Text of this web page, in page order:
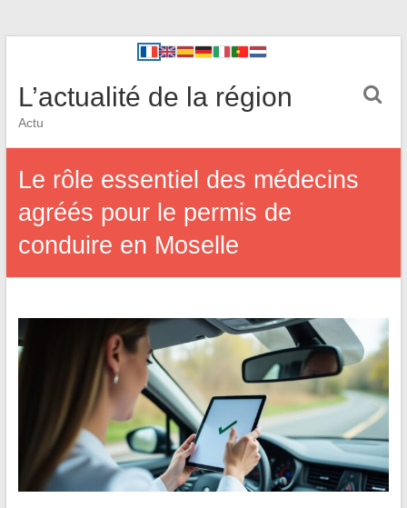
L’actualité de la région
Actu
Le rôle essentiel des médecins
agréés pour le permis de
conduire en Moselle